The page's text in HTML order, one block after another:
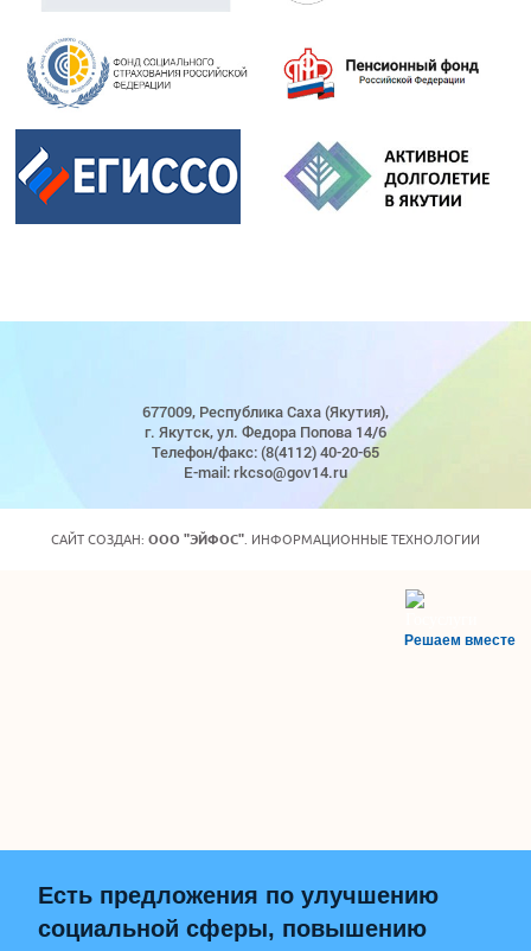
677009, Республика Саха (Якутия),
г. Якутск, ул. Федора Попова 14/6
Телефон/факс: (8(4112) 40-20-65
E-mail: rkcso@gov14.ru
САЙТ СОЗДАН: ООО "ЭЙФОС" . ИНФОРМАЦИОННЫЕ ТЕХНОЛОГИИ
Решаем вместе
Есть предложения по улучшению
социальной сферы, повышению